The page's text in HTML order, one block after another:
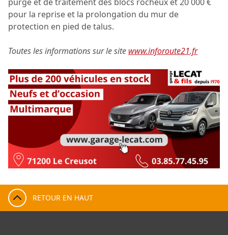
pour la reprise et la prolongation du mur de
protection en pied de talus.
Toutes les informations sur le site www.inforoute21.fr
RETOUR EN HAUT